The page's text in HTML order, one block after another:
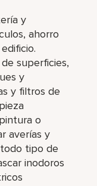
y
ahorro
superficies,
y
y filtros de
o
averías y
tipo de
inodoros